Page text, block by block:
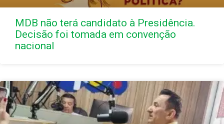
MDB não terá candidato à Presidência.
Decisão foi tomada em convenção
nacional